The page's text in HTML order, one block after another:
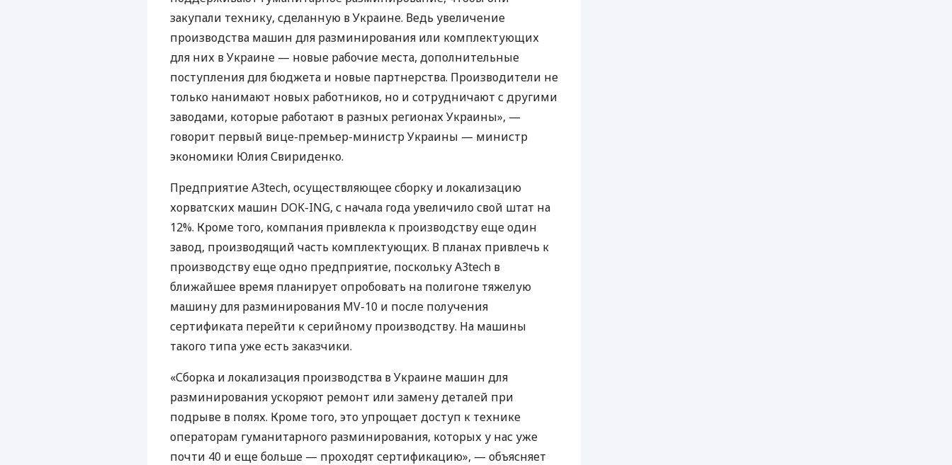
закупали технику, сделанную в Украине. Ведь увеличение
производства машин для разминирования или комплектующих
для них в Украине — новые рабочие места, дополнительные
поступления для бюджета и новые партнерства. Производители не
только нанимают новых работников, но и сотрудничают с другими
заводами, которые работают в разных регионах Украины», —
говорит первый вице-премьер-министр Украины — министр
экономики Юлия Свириденко.
Предприятие А3tech, осуществляющее сборку и локализацию
хорватских машин DOK-ING, с начала года увеличило свой штат на
12%. Кроме того, компания привлекла к производству еще один
завод, производящий часть комплектующих. В планах привлечь к
производству еще одно предприятие, поскольку А3tech в
ближайшее время планирует опробовать на полигоне тяжелую
машину для разминирования MV-10 и после получения
сертификата перейти к серийному производству. На машины
такого типа уже есть заказчики.
«Сборка и локализация производства в Украине машин для
разминирования ускоряют ремонт или замену деталей при
подрыве в полях. Кроме того, это упрощает доступ к технике
операторам гуманитарного разминирования, которых у нас уже
почти 40 и еще больше — проходят сертификацию», — объясняет